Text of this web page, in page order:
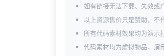
如有链接无法下载、失效或
以上资源售价只是赞助，不
所有代码素材效果均为演示
代码素材均为虚拟物品，演